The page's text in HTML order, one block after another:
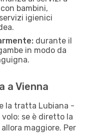
bambini,
igienici
durante il
in modo da
a Vienna
la tratta Lubiana -
se è diretto la
maggiore. Per